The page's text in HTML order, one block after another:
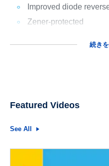
Improved diode
Zener-protected
続き
Featured Videos
See All